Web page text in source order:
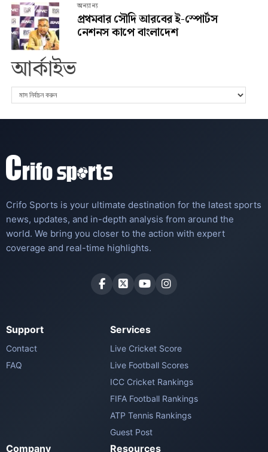
অন্যান্য
প্রথমবার সৌদি আরবের ই-স্পোর্টস
নেশনস কাপে বাংলাদেশ
আর্কাইভ
Crifo Sports is your ultimate destination for the latest sports
news, updates, and in-depth analysis from around the
world. We bring you closer to the action with expert
coverage and real-time highlights.
Support
Contact
FAQ
Services
Live Cricket Score
Live Football Scores
ICC Cricket Rankings
FIFA Football Rankings
ATP Tennis Rankings
Guest Post
Company Resources